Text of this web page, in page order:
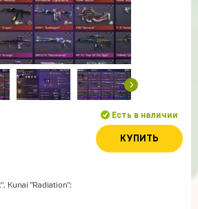
Есть в наличии
КУПИТЬ
Kunai "Radiation";